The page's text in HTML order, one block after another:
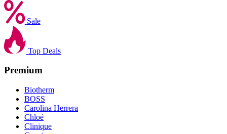
Sale
Top Deals
Premium
Biotherm
BOSS
Carolina Herrera
Chloé
Clinique